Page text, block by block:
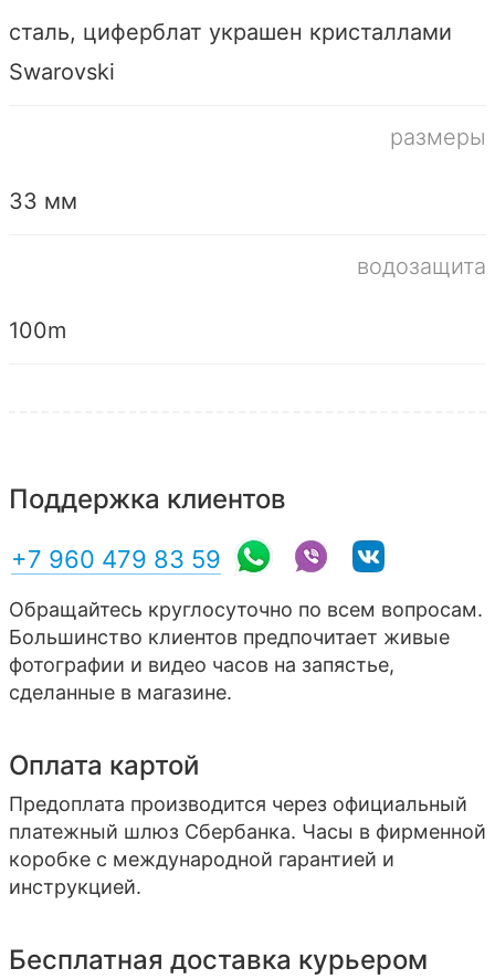
сталь, циферблат украшен кристаллами
Swarovski
размеры
33 мм
водозащита
100m
Поддержка клиентов
+7 960 479 83 59
Обращайтесь круглосуточно по всем вопросам.
Большинство клиентов предпочитает живые
фотографии и видео часов на запястье,
сделанные в магазине.
Оплата картой
Предоплата производится через официальный
платежный шлюз Сбербанка. Часы в фирменной
коробке с международной гарантией и
инструкцией.
Бесплатная доставка курьером